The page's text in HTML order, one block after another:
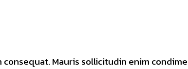
Mauris sollicitudin enim